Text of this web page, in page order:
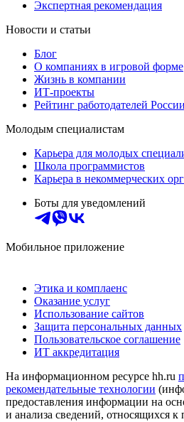
Экспертная рекомендация
Новости и статьи
Блог
О компаниях в игровой форме
Жизнь в компании
ИТ-проекты
Рейтинг работодателей России
Молодым специалистам
Карьера для молодых
Школа программистов
Карьера в некоммерческих
Боты для уведомлений
Мобильное приложение
Этика и комплаенс
Оказание услуг
Использование сайтов
Защита персональных данных
Пользовательское соглашение
ИТ аккредитация
На информационном ресурсе hh.ru
рекомендательные технологии
предоставления информации на
и анализа сведений, относящихся к